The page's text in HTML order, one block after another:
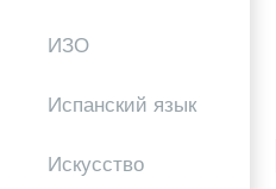
ИЗО
Испанский язык
Искусство